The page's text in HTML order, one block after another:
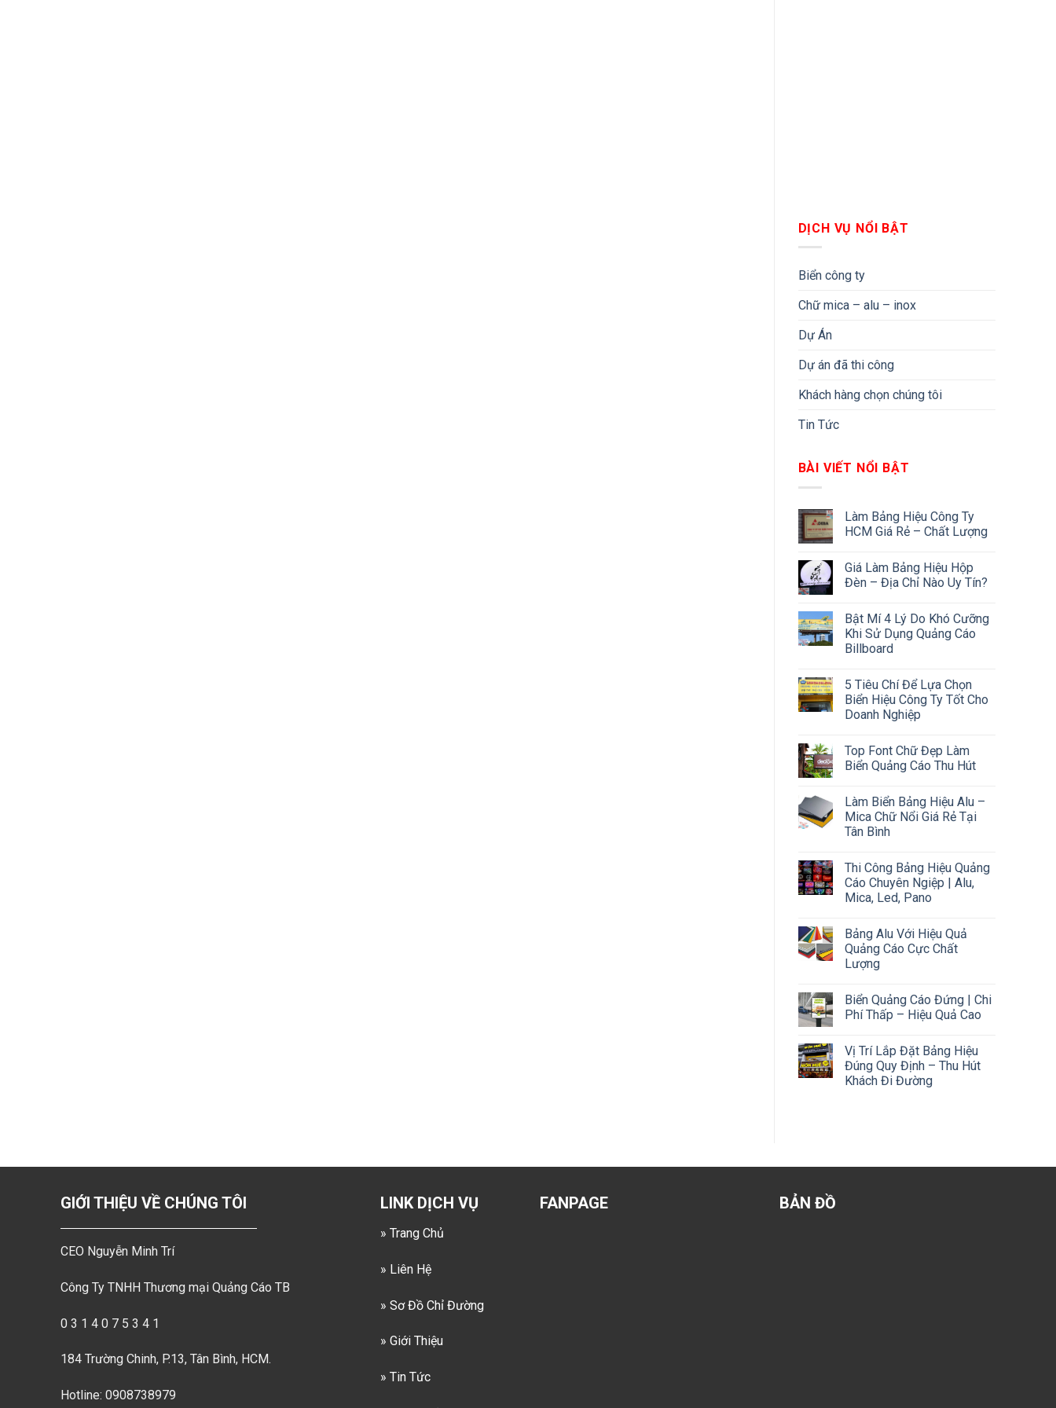
DỊCH VỤ NỔI BẬT
Biển công ty
Chữ mica – alu – inox
Dự Án
Dự án đã thi công
Khách hàng chọn chúng tôi
Tin Tức
BÀI VIẾT NỔI BẬT
Làm Bảng Hiệu Công Ty
HCM Giá Rẻ – Chất Lượng
Giá Làm Bảng Hiệu Hộp
Đèn – Địa Chỉ Nào Uy Tín?
Bật Mí 4 Lý Do Khó Cưỡng
Khi Sử Dụng Quảng Cáo
Billboard
5 Tiêu Chí Để Lựa Chọn
Biển Hiệu Công Ty Tốt Cho
Doanh Nghiệp
Top Font Chữ Đẹp Làm
Biển Quảng Cáo Thu Hút
Làm Biển Bảng Hiệu Alu –
Mica Chữ Nổi Giá Rẻ Tại
Tân Bình
Thi Công Bảng Hiệu Quảng
Cáo Chuyên Ngiệp | Alu,
Mica, Led, Pano
Bảng Alu Với Hiệu Quả
Quảng Cáo Cực Chất
Lượng
Biển Quảng Cáo Đứng | Chi
Phí Thấp – Hiệu Quả Cao
Vị Trí Lắp Đặt Bảng Hiệu
Đúng Quy Định – Thu Hút
Khách Đi Đường
GIỚI THIỆU VỀ CHÚNG TÔI
CEO Nguyễn Minh Trí
Công Ty TNHH Thương mại Quảng Cáo TB
0 3 1 4 0 7 5 3 4 1
184 Trường Chinh, P.13, Tân Bình, HCM.
Hotline: 0908738979
LINK DỊCH VỤ
» Trang Chủ
» Liên Hệ
» Sơ Đồ Chỉ Đường
» Giới Thiệu
» Tin Tức
FANPAGE BẢN ĐỒ